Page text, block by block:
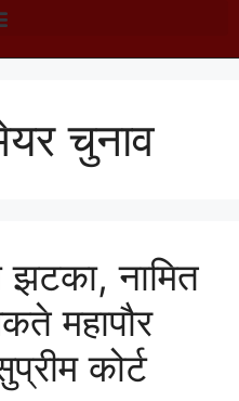
चुनाव
झटका, नामित
महापौर
कोर्ट